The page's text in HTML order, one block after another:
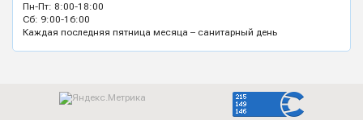
Пн-Пт: 8:00-18:00
Сб: 9:00-16:00
Каждая последняя пятница месяца – санитарный день